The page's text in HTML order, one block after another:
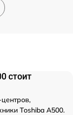
стоит
Toshiba A500.